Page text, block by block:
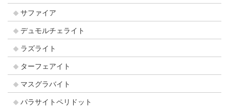
サファイア
デュモルチェライト
ラズライト
ターフェアイト
マスグラバイト
パラサイトペリドット